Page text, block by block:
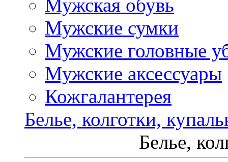
Мужская обувь
Мужские сумки
Мужские головные
Мужские аксессуары
Кожгалантерея
Белье, колготки,
Белье,